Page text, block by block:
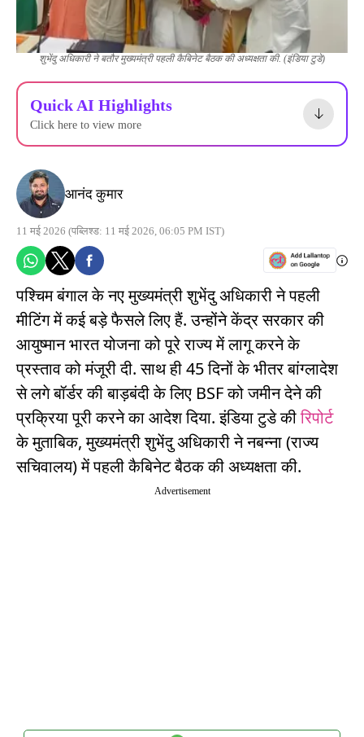
शुभेंदु अधिकारी ने बतौर मुख्यमंत्री पहली कैबिनेट बैठक की अध्यक्षता की. (इंडिया टुडे)
Quick AI Highlights
Click here to view more
आनंद कुमार
11 मई 2026 (पब्लिश्ड: 11 मई 2026, 06:05 PM IST)
पश्चिम बंगाल के नए मुख्यमंत्री शुभेंदु अधिकारी ने पहली
मीटिंग में कई बड़े फैसले लिए हैं. उन्होंने केंद्र सरकार की
आयुष्मान भारत योजना को पूरे राज्य में लागू करने के
प्रस्ताव को मंजूरी दी. साथ ही 45 दिनों के भीतर बांग्लादेश
से लगे बॉर्डर की बाड़बंदी के लिए BSF को जमीन देने की
प्रक्रिया पूरी करने का आदेश दिया. इंडिया टुडे कीरिपोर्ट
के मुताबिक, मुख्यमंत्री शुभेंदु अधिकारी ने नबन्ना (राज्य
सचिवालय) में पहली कैबिनेट बैठक की अध्यक्षता की.
Advertisement